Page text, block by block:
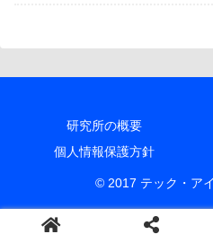
研究所の概要
個人情報保護方針
© 2017 テック・ア